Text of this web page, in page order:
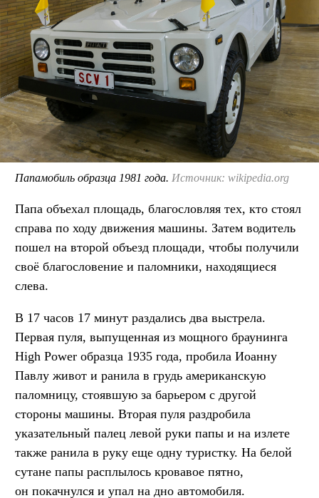
Папамобиль образца 1981 года. Источник: wikipedia.org
Папа объехал площадь, благословляя тех, кто стоял
справа по ходу движения машины. Затем водитель
пошел на второй объезд площади, чтобы получили
своё благословение и паломники, находящиеся
слева.
В 17 часов 17 минут раздались два выстрела.
Первая пуля, выпущенная из мощного браунинга
High Power образца 1935 года, пробила Иоанну
Павлу живот и ранила в грудь американскую
паломницу, стоявшую за барьером с другой
стороны машины. Вторая пуля раздробила
указательный палец левой руки папы и на излете
также ранила в руку еще одну туристку. На белой
сутане папы расплылось кровавое пятно,
он покачнулся и упал на дно автомобиля.